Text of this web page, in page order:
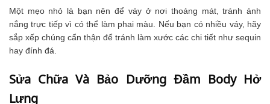
Một mẹo nhỏ là bạn nên để váy ở nơi thoáng mát, tránh ánh
nắng trực tiếp vì có thể làm phai màu. Nếu bạn có nhiều váy, hãy
sắp xếp chúng cẩn thận để tránh làm xước các chi tiết như sequin
hay đính đá.
Sửa Chữa Và Bảo Dưỡng Đầm Body Hở
Lưng